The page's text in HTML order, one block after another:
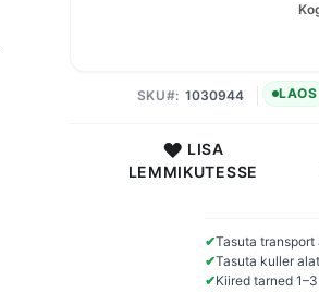
SKU 1030944 LAOS
LISA
LEMMIKUTESSE
✔Tasuta transport
✔Tasuta kuller
✔Kiired tarned